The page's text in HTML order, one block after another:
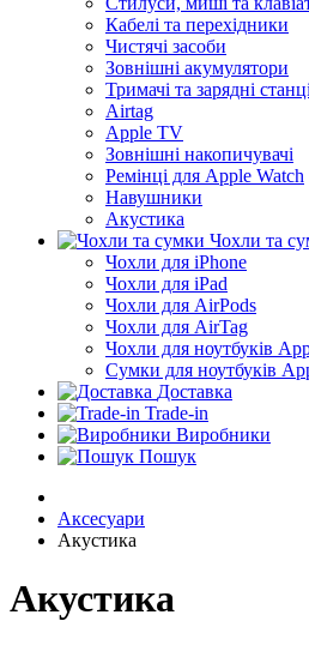
Кабелі та перехідники
Чистячі засоби
Зовнішні акумулятори
Тримачі та зарядні
Airtag
Apple TV
Зовнішні накопичувачі
Ремінці для Apple Watch
Навушники
Акустика
Чохли та
Чохли для iPhone
Чохли для iPad
Чохли для AirPods
Чохли для AirTag
Чохли для ноутбуків
Сумки для ноутбуків
Доставка
Trade-in
Виробники
Пошук
Аксесуари
Акустика
Акустика